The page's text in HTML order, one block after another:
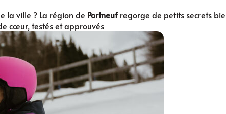
la ville ? La région de Portneufregorge de petits secrets
cœur, testés et approuvés